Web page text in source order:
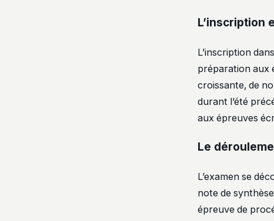
L’inscription
L’inscription
préparation aux
croissante, de
durant l’été
aux épreuves
Le
L’examen se
note de
épreuve de